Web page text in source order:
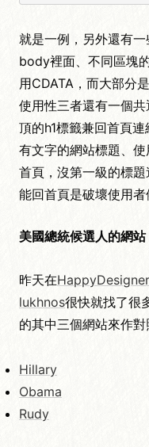
就是一例，另外還有
body裡面、不同區塊
用CDATA，而大部分
使用性三者還有一個
頂的h1標籤兼回首頁
有文字的網站標題、
首頁，沒第一級的標
能回首頁是破壞使用者
美國總統候選人的網站
昨天在HappyDesigner
lukhnos很快就找了很
的其中三個網站來作對
Hillary
Obama
Rudy